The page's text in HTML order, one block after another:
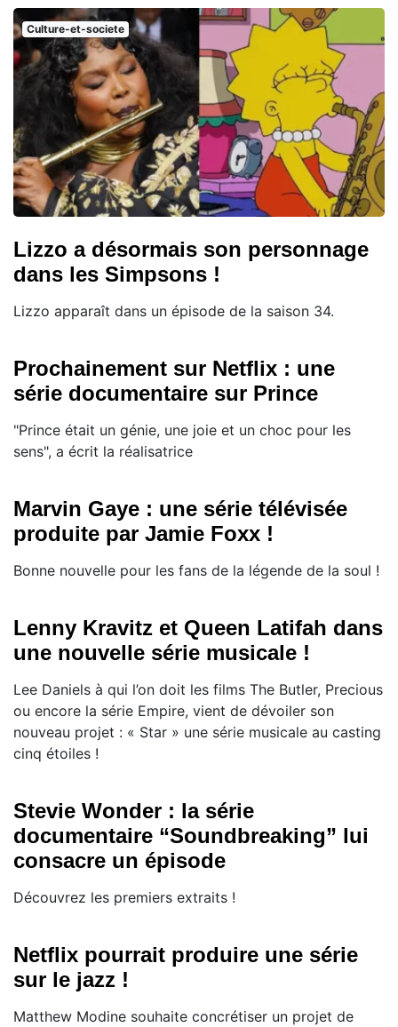
Culture-et-societe
Lizzo a désormais son personnage
dans les Simpsons !
Lizzo apparaît dans un épisode de la saison 34.
Prochainement sur Netflix : une
série documentaire sur Prince
"Prince était un génie, une joie et un choc pour les
sens", a écrit la réalisatrice
Marvin Gaye : une série télévisée
produite par Jamie Foxx !
Bonne nouvelle pour les fans de la légende de la soul !
Lenny Kravitz et Queen Latifah dans
une nouvelle série musicale !
Lee Daniels à qui l’on doit les films The Butler, Precious
ou encore la série Empire, vient de dévoiler son
nouveau projet : « Star » une série musicale au casting
cinq étoiles !
Stevie Wonder : la série
documentaire “Soundbreaking” lui
consacre un épisode
Découvrez les premiers extraits !
Netflix pourrait produire une série
sur le jazz !
Matthew Modine souhaite concrétiser un projet de